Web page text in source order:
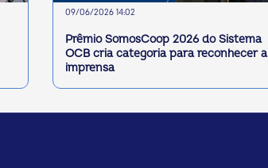
09/06/2026 14:02
Prêmio SomosCoop 2026 do Sistema
OCB cria categoria para reconhecer a
imprensa